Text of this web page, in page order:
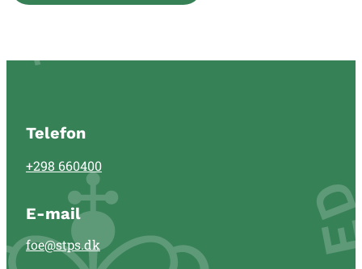
Telefon
+298 660400
E-mail
foe@stps.dk